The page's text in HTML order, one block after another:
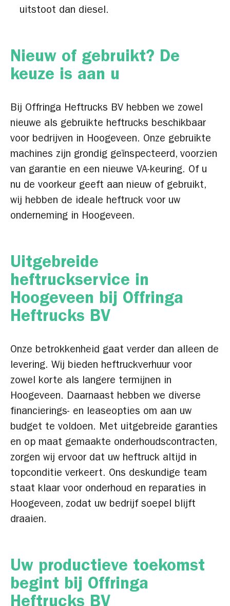
uitstoot dan diesel.
Nieuw of gebruikt? De
keuze is aan u
Bij Offringa Heftrucks BV hebben we zowel
nieuwe als gebruikte heftrucks beschikbaar
voor bedrijven in Hoogeveen. Onze gebruikte
machines zijn grondig geïnspecteerd, voorzien
van garantie en een nieuwe VA-keuring. Of u
nu de voorkeur geeft aan nieuw of gebruikt,
wij hebben de ideale heftruck voor uw
onderneming in Hoogeveen.
Uitgebreide
heftruckservice in
Hoogeveen bij Offringa
Heftrucks BV
Onze betrokkenheid gaat verder dan alleen de
levering. Wij bieden heftruckverhuur voor
zowel korte als langere termijnen in
Hoogeveen. Daarnaast hebben we diverse
financierings- en leaseopties om aan uw
budget te voldoen. Met uitgebreide garanties
en op maat gemaakte onderhoudscontracten,
zorgen wij ervoor dat uw heftruck altijd in
topconditie verkeert. Ons deskundige team
staat klaar voor onderhoud en reparaties in
Hoogeveen, zodat uw bedrijf soepel blijft
draaien.
Uw productieve toekomst
begint bij Offringa